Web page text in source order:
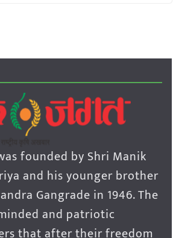
founded by Shri Manik
and his younger brother
Gangrade in 1946. The
and patriotic
that after their freedom